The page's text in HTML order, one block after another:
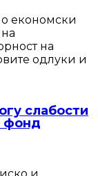
економски
на
одлуки и
слабости
фонд